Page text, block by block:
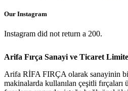
Our Instagram
Instagram did not return a 200.
Arifa Fırça Sanayi ve Ticaret
Arifa RİFA FIRÇA olarak sanayinin
makinalarda kullanılan çeşitli fırçaları